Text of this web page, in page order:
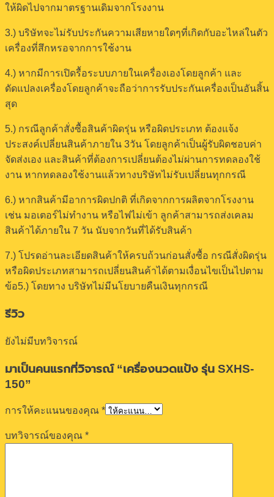
ให้ผิดไปจากมาตรฐานเดิมจากโรงงาน
3.) บริษัทจะไม่รับประกันความเสียหายใดๆที่เกิดกับอะไหล่ในตัว
เครื่องที่สึกหรอจากการใช้งาน
4.) หากมีการเปิดรื้อระบบภายในเครื่องเองโดยลูกค้า และ
ดัดแปลงเครื่องโดยลูกค้าจะถือว่าการรับประกันเครื่องเป็นอันสิ้น
สุด
5.) กรณีลูกค้าสั่งซื้อสินค้าผิดรุ่น หรือผิดประเภท ต้องแจ้ง
ประสงค์เปลี่ยนสินค้าภายใน 3วัน โดยลูกค้าเป็นผู้รับผิดชอบค่า
จัดส่งเอง และสินค้าที่ต้องการเปลี่ยนต้องไม่ผ่านการทดลองใช้
งาน หากทดลองใช้งานแล้วทางบริษัทไม่รับเปลี่ยนทุกกรณี
6.) หากสินค้ามีอาการผิดปกติ ที่เกิดจากการผลิตจากโรงงาน
เช่น มอเตอร์ไม่ทำงาน หรือไฟไม่เข้า ลูกค้าสามารถส่งเคลม
สินค้าได้ภายใน 7 วัน นับจากวันที่ได้รับสินค้า
7.) โปรดอ่านละเอียดสินค้าให้ครบถ้วนก่อนสั่งซื้อ กรณีสั่งผิดรุ่น
หรือผิดประเภทสามารถเปลี่ยนสินค้าได้ตามเงื่อนไขเป็นไปตาม
ข้อ5.) โดยทาง บริษัทไม่มีนโยบายคืนเงินทุกกรณี
รีวิว
ยังไม่มีบทวิจารณ์
มาเป็นคนแรกที่วิจารณ์ “เครื่องนวดแป้ง รุ่น SXHS-
150”
การให้คะแนนของคุณ *
บทวิจารณ์ของคุณ *